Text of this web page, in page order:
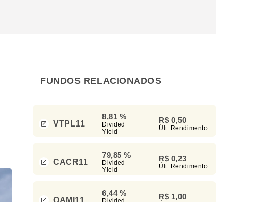
FUNDOS RELACIONADOS
VTPL11
8,81 %
Divided
Yield
R$ 0,50
Últ. Rendimento
CACR11
79,85 %
Divided
Yield
R$ 0,23
Últ. Rendimento
QAMI11
6,44 % R$ 1,00